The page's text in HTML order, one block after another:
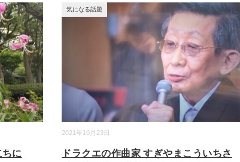
に
2021年10月23日
気になる話題
ドラクエの作曲家 すぎやまこういちさ